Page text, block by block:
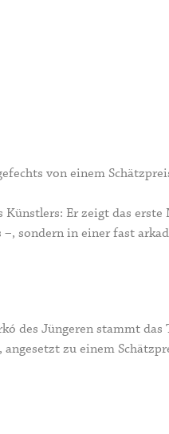
von einem
Künstlers: Er zeigt das
–, sondern in einer fast
des Jüngerenstammt das
zu einem